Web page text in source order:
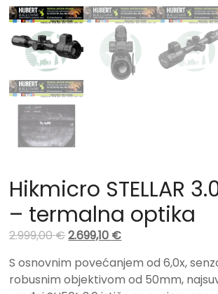
Hikmicro STELLAR
– termalna optika
2.999,00€2.699,10 €
S osnovnim povećanjem od 6,0x,
robusnim objektivom od 50mm,